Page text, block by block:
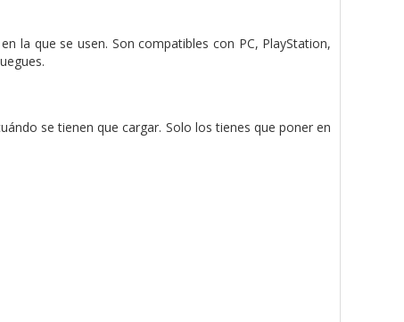
la que se usen. Son compatibles con PC, PlayStation,
se tienen que cargar. Solo los tienes que poner en